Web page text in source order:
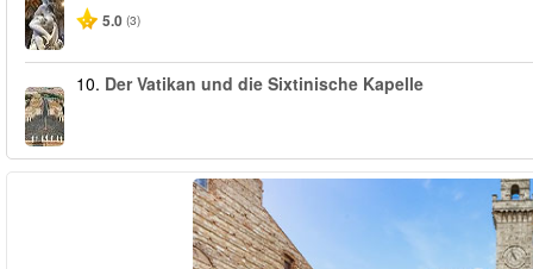
5.0 (3)
10. Der Vatikan und die Sixtinische Kapelle